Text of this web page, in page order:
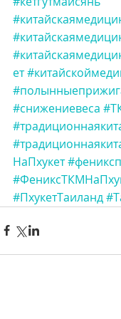
ет
#снижениевеса
НаПхукет
#ПхукетТаиланд